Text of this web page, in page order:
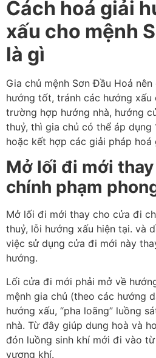
Cách hoá giải
xấu cho mệnh
là gì
Gia chủ mệnh Sơn Đầu Hoả
hướng tốt, tránh các hướng xấu
trường hợp hướng nhà, hướng
thuỷ, thì gia chủ có thể áp dụng
hoặc kết hợp các giải pháp hoá
Mở lối đi mới
chính phạm
Mở lối đi mới thay cho cửa đi
thuỷ, lỗi hướng xấu hiện tại. và
việc sử dụng cửa đi mới này
hướng.
Lối cửa đi mới phải mở về
mệnh gia chủ (theo các hướng
hướng xấu, “pha loãng” luồng
nhà. Từ đây giúp dung hoà và
đón luồng sinh khí mới đi vào
vượng khí.